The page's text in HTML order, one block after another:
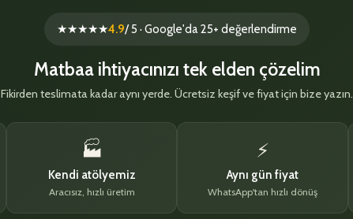
★★★★★4.9/ 5 · Google'da 25+ değerlendirme
Matbaa ihtiyacınızı tek elden çözelim
Fikirden teslimata kadar aynı yerde. Ücretsiz keşif ve fiyat için bize yazın.
🏭
Kendi atölyemiz
Aracısız, hızlı üretim
⚡
Aynı gün fiyat
WhatsApp'tan hızlı dönüş